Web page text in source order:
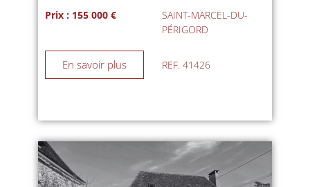
Prix : 155 000 €
SAINT-MARCEL-DU-
PÉRIGORD
En savoir plus REF. 41426